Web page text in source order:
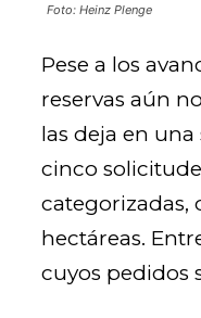
Foto: Heinz Plenge
Pese a los
reservas aún
las deja en
cinco
categorizadas,
hectáreas.
cuyos pedidos